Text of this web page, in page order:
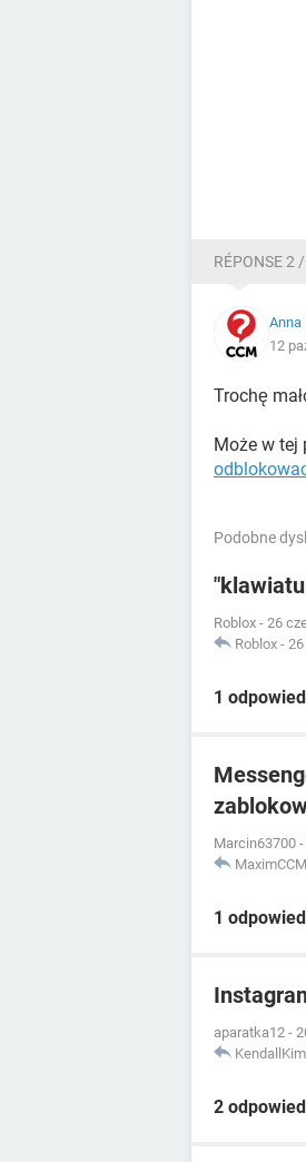
RÉPONSE 2
Anna
12
Trochę
Może w tej
Podobne
Roblox - 26
Roblox -
1
Marcin63700 -
MaximCCM
1
aparatka12 -
KendallKim
2